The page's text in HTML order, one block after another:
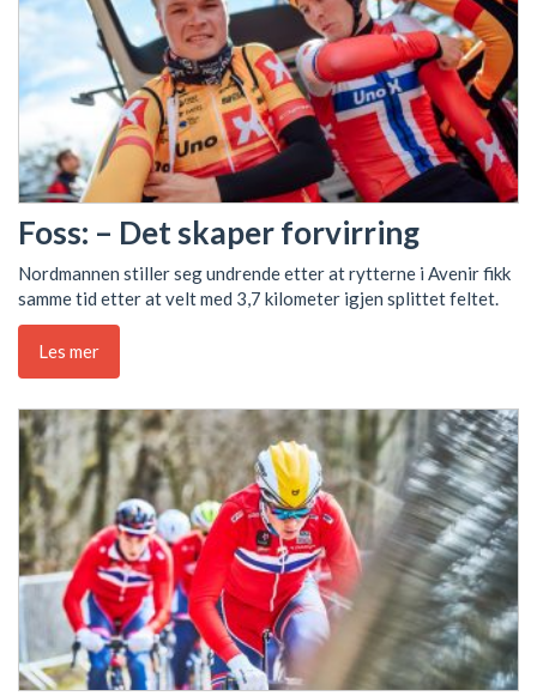
Foss: – Det skaper forvirring
Nordmannen stiller seg undrende etter at rytterne i Avenir fikk
samme tid etter at velt med 3,7 kilometer igjen splittet feltet.
Les mer